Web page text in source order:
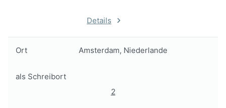
Details
Ort Amsterdam, Niederlande
als Schreibort
2